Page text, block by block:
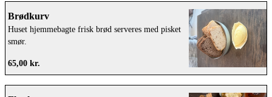
Brødkurv
Huset hjemmebagte frisk brød serveres med pisket
smør.
65,00 kr.